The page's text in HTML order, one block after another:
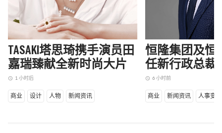
TASAKI塔思琦携手演员田
嘉瑞臻献全新时尚大片
access_time 1 小时后
商业 设计 人物 新闻资讯
恒隆集团及恒
任新行政总裁
access_time 6 小时前
商业 新闻资讯 人事变动